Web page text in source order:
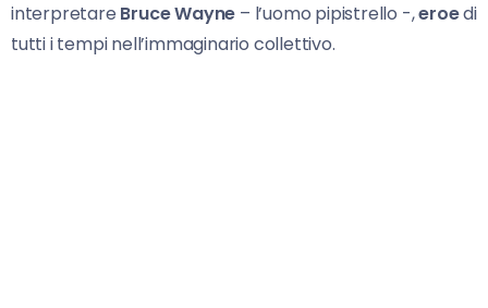
interpretare Bruce Wayne – l’uomo pipistrello -,eroedi
tutti i tempi nell’immaginario collettivo.